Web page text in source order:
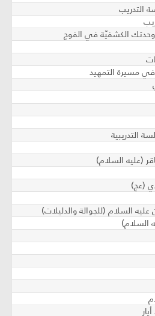
التدريب
الكشفيّة في الفوج
مسيرة التمهيد
التدريبية
(عليه السلام)
(عج)
السلام (للجوالة والدليلات)
السلام)